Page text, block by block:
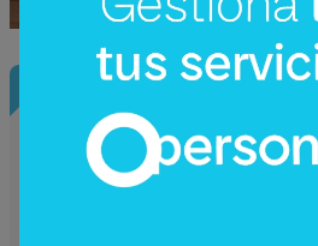
InfoNegocios Miami
Starbucks Japón y la
coleccionable que vale